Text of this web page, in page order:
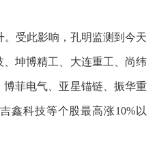
受此影响，孔明监测到今天
坤博精工、大连重工、尚纬
菲电气、亚星锚链、振华重
鑫科技等个股最高涨10%以